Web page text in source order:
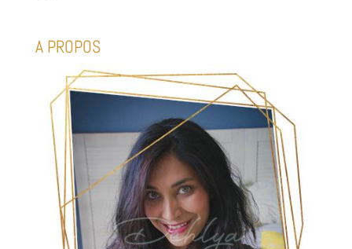
A PROPOS